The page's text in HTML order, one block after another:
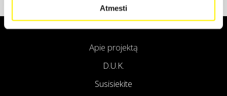
Atmesti
Apie projektą
D.U.K.
Susisiekite